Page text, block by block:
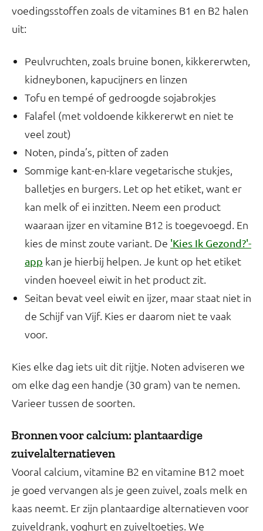
voedingsstoffen zoals de vitamines B1 en B2 halen
uit:
Peulvruchten, zoals bruine bonen, kikkererwten,
kidneybonen, kapucijners en linzen
Tofu en tempé of gedroogde sojabrokjes
Falafel (met voldoende kikkererwt en niet te
veel zout)
Noten, pinda’s, pitten of zaden
Sommige kant-en-klare vegetarische stukjes,
balletjes en burgers. Let op het etiket, want er
kan melk of ei inzitten. Neem een product
waaraan ijzer en vitamine B12 is toegevoegd. En
kies de minst zoute variant. De 'Kies Ik Gezond?'-
app kan je hierbij helpen. Je kunt op het etiket
vinden hoeveel eiwit in het product zit.
Seitan bevat veel eiwit en ijzer, maar staat niet in
de Schijf van Vijf. Kies er daarom niet te vaak
voor.
Kies elke dag iets uit dit rijtje. Noten adviseren we
om elke dag een handje (30 gram) van te nemen.
Varieer tussen de soorten.
Bronnen voor calcium: plantaardige
zuivelalternatieven
Vooral calcium, vitamine B2 en vitamine B12 moet
je goed vervangen als je geen zuivel, zoals melk en
kaas neemt. Er zijn plantaardige alternatieven voor
zuiveldrank, yoghurt en zuiveltoetjes. We